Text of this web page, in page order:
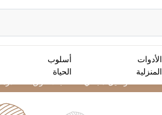
الأدوات
المنزلية
أسلوب
الحياة